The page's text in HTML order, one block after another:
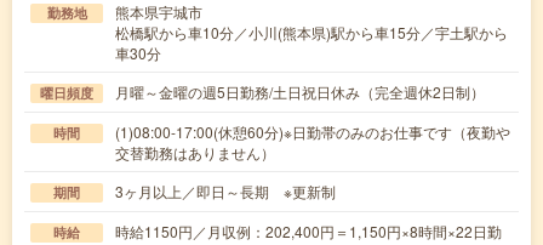
勤務地
熊本県宇城市
松橋駅から車10分／小川(熊本県)駅から車15分／宇土駅から
車30分
曜日頻度 月曜～金曜の週5日勤務/土日祝日休み（完全週休2日制）
時間
(1)08:00-17:00(休憩60分)※日勤帯のみのお仕事です（夜勤や
交替勤務はありません）
期間 3ヶ月以上／即日～長期 ※更新制
時給
時給1150円／月収例：202,400円＝1,150円×8時間×22日勤